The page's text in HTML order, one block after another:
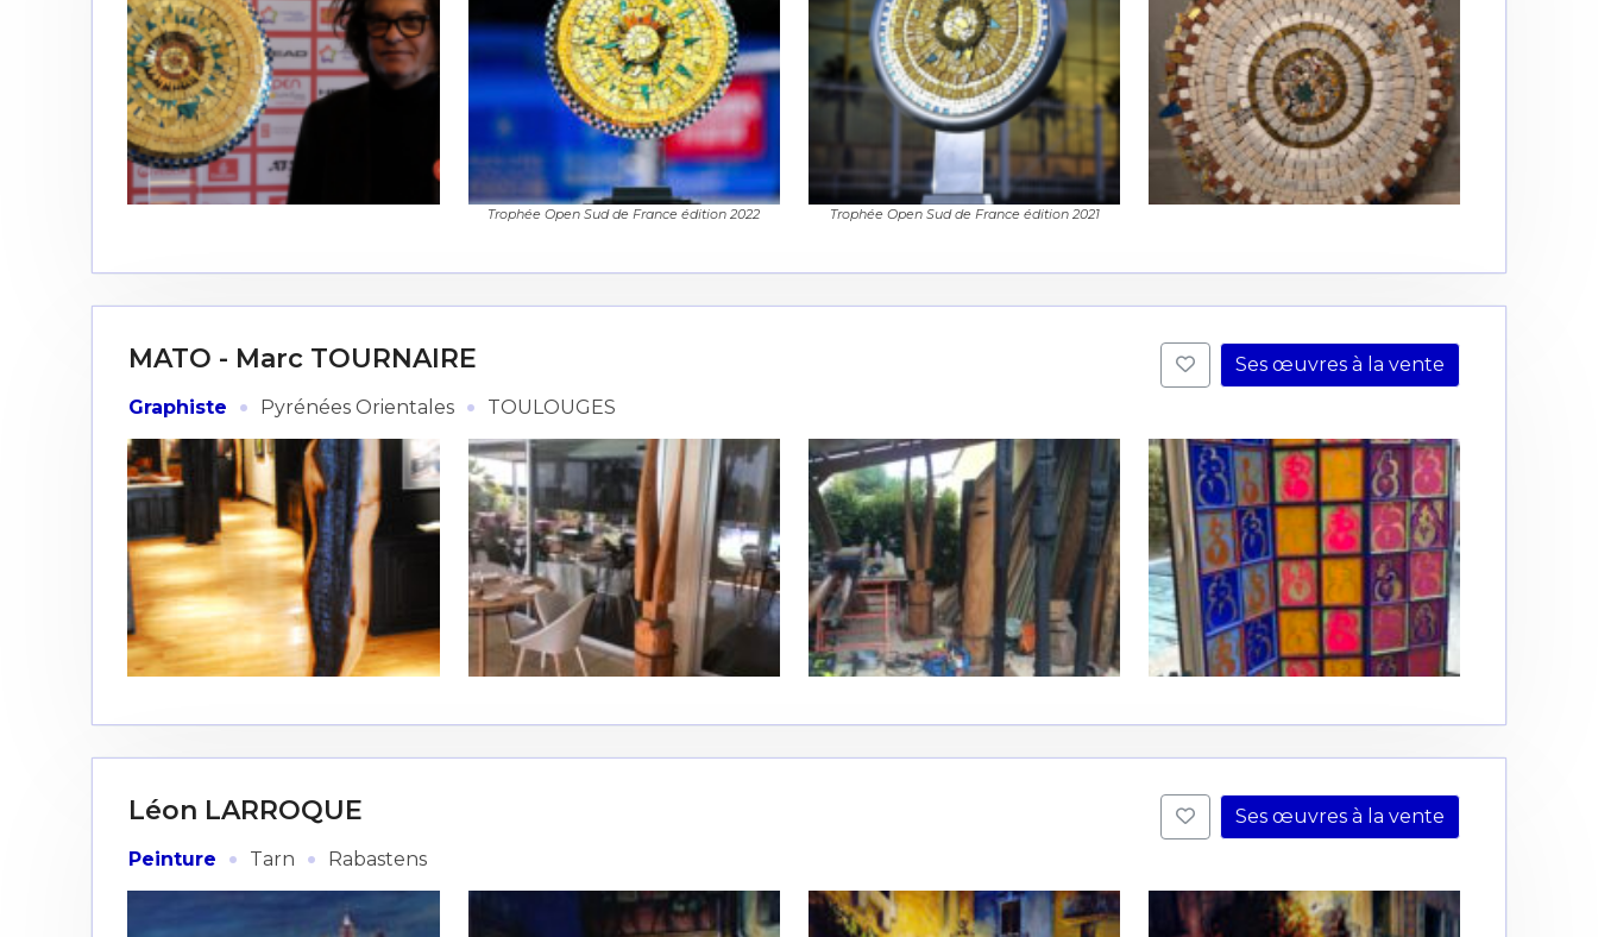
Trophée Open Sud de France édition 2022 Trophée Open Sud de France édition 2021
MATO - Marc TOURNAIRE
Graphiste · Pyrénées Orientales · TOULOUGES
Ses œuvres à la vente
Léon LARROQUE
Peinture · Tarn · Rabastens
Ses œuvres à la vente